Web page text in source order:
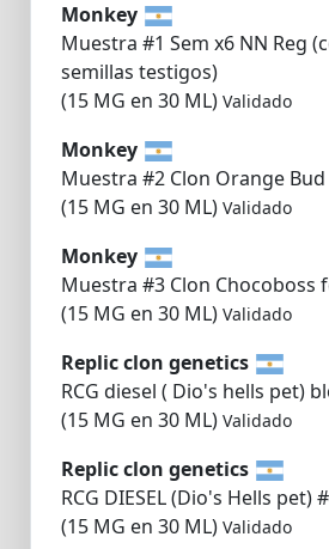
Monkey
Muestra #1 Sem x6 NN Reg
semillas testigos)
(15 MG en 30 ML)Validado
Monkey
Muestra #2 Clon Orange
(15 MG en 30 ML)Validado
Monkey
Muestra #3 Clon Chocoboss
(15 MG en 30 ML)Validado
Replic clon genetics
RCG diesel ( Dio's hells pet)
(15 MG en 30 ML)Validado
Replic clon genetics
RCG DIESEL (Dio's Hells pet)
(15 MG en 30 ML)Validado